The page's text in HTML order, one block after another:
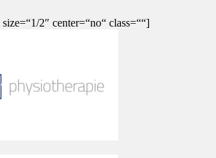
2″ center=“no“ class=““]